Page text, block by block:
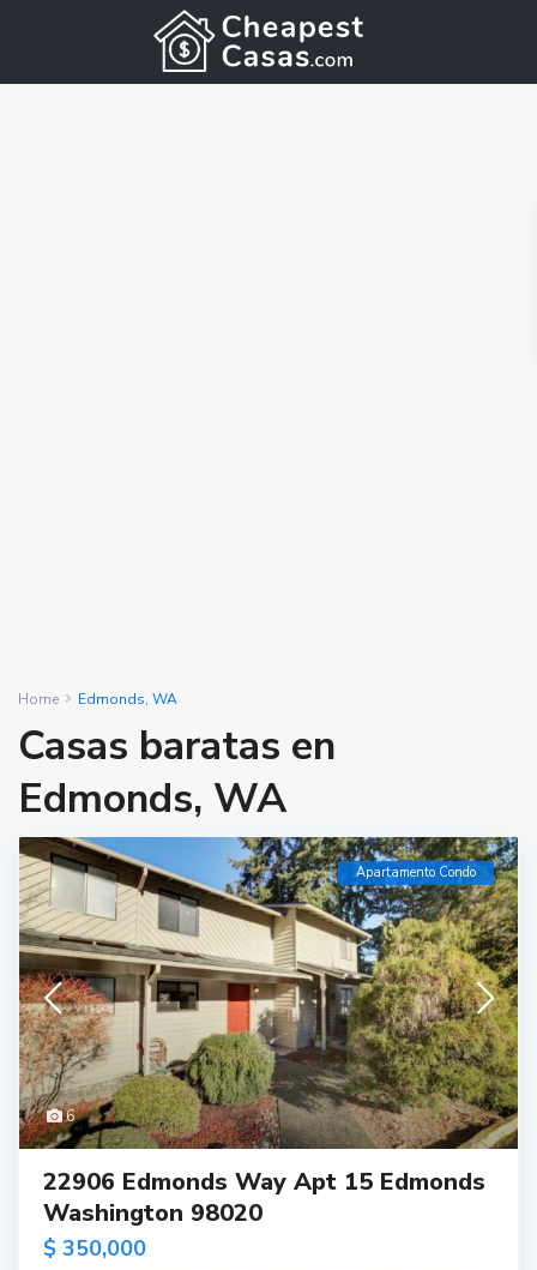
Home Edmonds, WA
Casas baratas en
Edmonds, WA
6
Apartamento Condo
22906 Edmonds Way Apt 15 Edmonds
Washington 98020
$ 350,000